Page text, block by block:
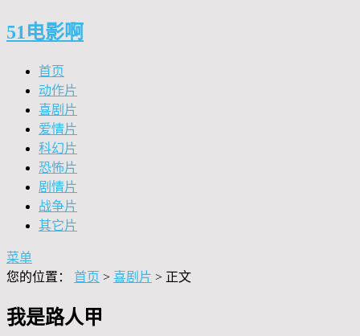
51电影啊
首页
动作片
喜剧片
爱情片
科幻片
恐怖片
剧情片
战争片
其它片
菜单
您的位置： 首页 > 喜剧片 > 正文
我是路人甲